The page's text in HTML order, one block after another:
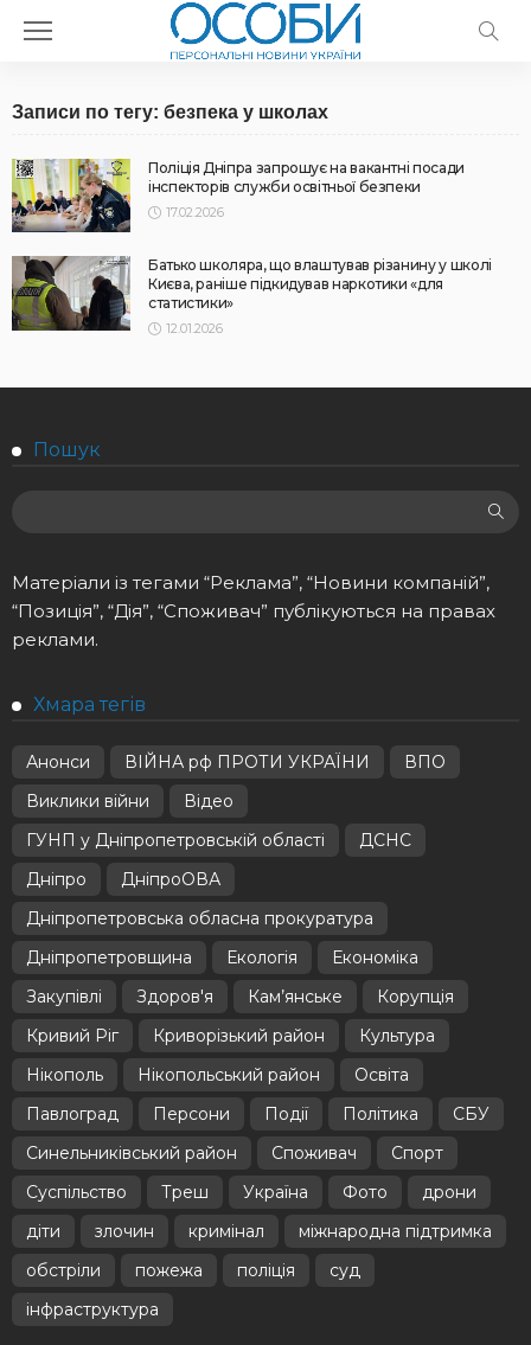
Записи по тегу: безпека у школах
Поліція Дніпра запрошує на вакантні посади
інспекторів служби освітньої безпеки
17.02.2026
Батько школяра, що влаштував різанину у школі
Києва, раніше підкидував наркотики «для
статистики»
12.01.2026
Пошук
Матеріали із тегами “Реклама”, “Новини компаній”,
“Позиція”, “Дія”, “Споживач” публікуються на правах
реклами.
Хмара тегів
Анонси ВІЙНА рф ПРОТИ УКРАЇНИ
ВПО
Виклики війни
Відео
ГУНП у Дніпропетровській області
ДСНС
Дніпро
ДніпроОВА
Дніпропетровська обласна прокуратура
Дніпропетровщина
Екологія
Економіка
Закупівлі
Здоров'я Кам’янське
Корупція
Кривий Ріг
Криворізький район
Культура
Нікополь
Нікопольський район
Освіта
Павлоград
Персони Події Політика
СБУ
Синельниківський район
Споживач
Спорт
Суспільство
Треш Україна Фото
дрони
діти
злочин кримінал
міжнародна підтримка
обстріли
пожежа поліція
суд
інфраструктура